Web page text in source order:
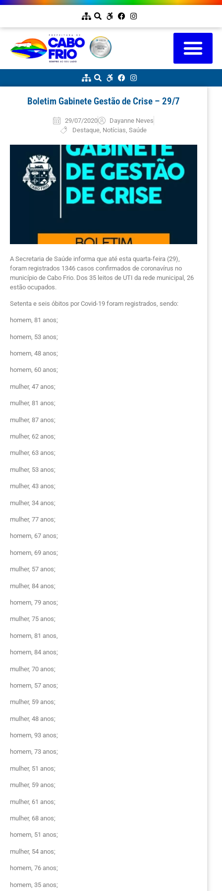
Boletim Gabinete Gestão de Crise – 29/7
29/07/2020
Dayanne Neves
Destaque, Notícias Saúde
A Secretaria de Saúde informa que até esta quarta-feira (29),
foram registrados 1346 casos confirmados de coronavírus no
município de Cabo Frio. Dos 35 leitos de UTI da rede municipal, 26
estão ocupados.
Setenta e seis óbitos por Covid-19 foram registrados, sendo:
homem, 81 anos;
homem, 53 anos;
homem, 48 anos;
homem, 60 anos;
mulher, 47 anos;
mulher, 81 anos;
mulher, 87 anos;
mulher, 62 anos;
mulher, 63 anos;
mulher, 53 anos;
mulher, 43 anos;
mulher, 34 anos;
mulher, 77 anos;
homem, 67 anos;
homem, 69 anos;
mulher, 57 anos;
mulher, 84 anos;
homem, 79 anos;
mulher, 75 anos;
homem, 81 anos,
homem, 84 anos;
mulher, 70 anos;
homem, 57 anos;
mulher, 59 anos;
mulher, 48 anos;
homem, 93 anos;
homem, 73 anos;
mulher, 51 anos;
mulher, 59 anos;
mulher, 61 anos;
mulher, 68 anos;
homem, 51 anos;
mulher, 54 anos;
homem, 76 anos;
homem, 35 anos;